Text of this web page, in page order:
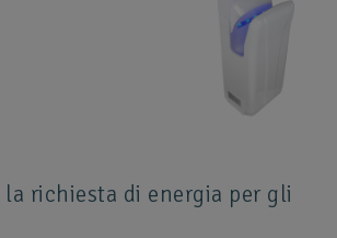
richiesta di energia per gli